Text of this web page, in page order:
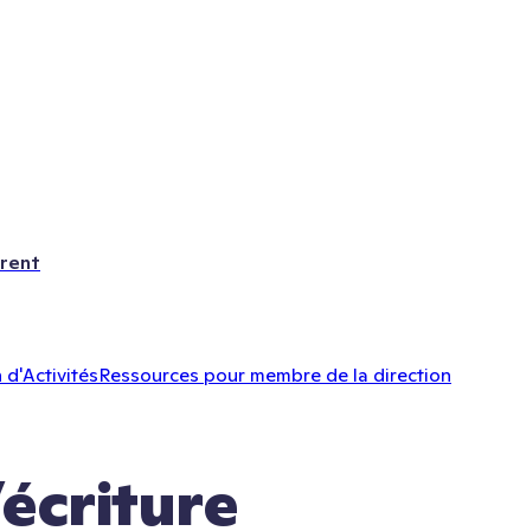
d'ActivitésRessources pour membre de la direction